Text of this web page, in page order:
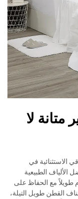
متانة لا
الاستثنائية في
الألياف الطبيعية
طويلاً مع الحفاظ على
القطن طويل التيلة،